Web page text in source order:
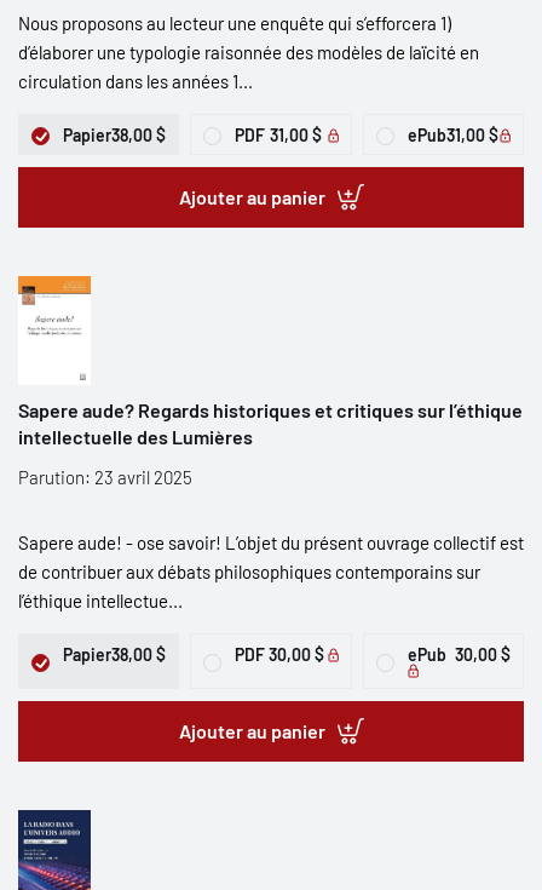
Nous proposons au lecteur une enquête qui s’efforcera 1)
d’élaborer une typologie raisonnée des modèles de laïcité en
circulation dans les années 1...
Papier38,00 $ PDF 31,00 $ ePub31,00 $
Ajouter au panier
Sapere aude? Regards historiques et critiques sur l’éthique
intellectuelle des Lumières
Parution: 23 avril 2025
Sapere aude! - ose savoir! L’objet du présent ouvrage collectif est
de contribuer aux débats philosophiques contemporains sur
l’éthique intellectue...
Papier38,00 $ PDF30,00 $ ePub 30,00 $
Ajouter au panier